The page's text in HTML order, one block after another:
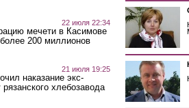
22 июля 22:34
мечети в Касимове
200 миллионов
21 июля 19:25
наказание экс-
хлебозавода